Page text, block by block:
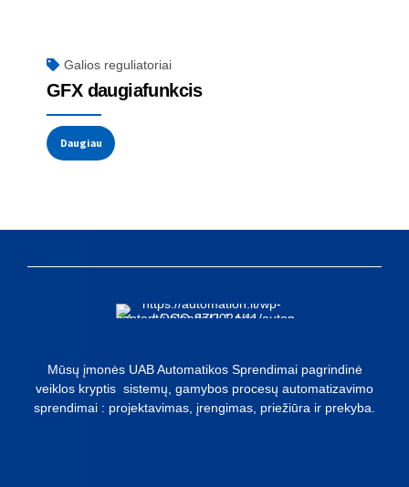
Galios reguliatoriai
GFX daugiafunkcis
Daugiau
Mūsų įmonės UAB Automatikos Sprendimai pagrindinė
veiklos kryptis sistemų, gamybos procesų automatizavimo
sprendimai : projektavimas, įrengimas, priežiūra ir prekyba.